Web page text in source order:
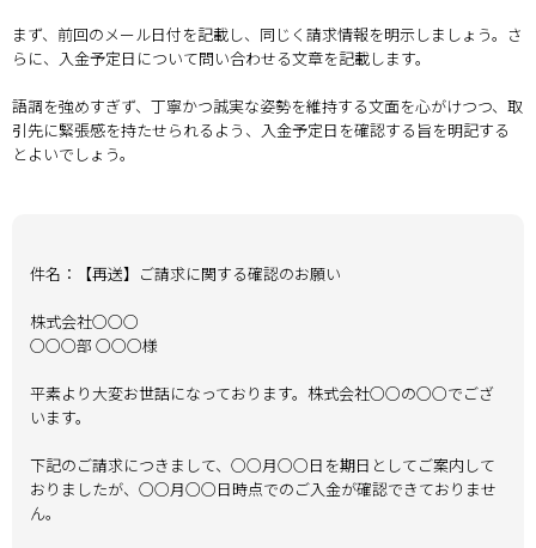
まず、前回のメール日付を記載し、同じく請求情報を明示しましょう。さ
らに、入金予定日について問い合わせる文章を記載します。
語調を強めすぎず、丁寧かつ誠実な姿勢を維持する文面を心がけつつ、取
引先に緊張感を持たせられるよう、入金予定日を確認する旨を明記する
とよいでしょう。
件名：【再送】ご請求に関する確認のお願い
株式会社○○○
○○○部 ○○○様
平素より大変お世話になっております。株式会社○○の○○でござ
います。
下記のご請求につきまして、○○月○○日を期日としてご案内して
おりましたが、○○月○○日時点でのご入金が確認できておりませ
ん。